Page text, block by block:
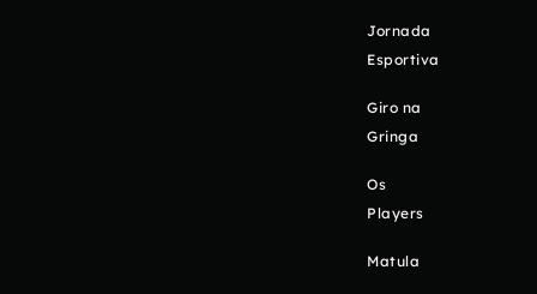
Jornada
Esportiva
Giro na
Gringa
Os
Players
Matula